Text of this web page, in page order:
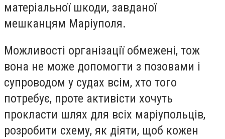
матеріальної шкоди, завданої
мешканцям Маріуполя.
Можливості організації обмежені, тож
вона не може допомогти з позовами і
супроводом у судах всім, хто того
потребує, проте активісти хочуть
прокласти шлях для всіх маріупольців,
розробити схему, як діяти, щоб кожен